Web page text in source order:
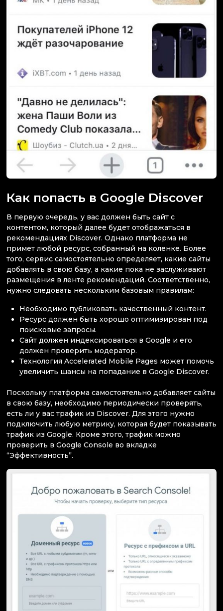
Как попасть в Google Discover
В первую очередь, у вас должен быть сайт с
контентом, который далее будет отображаться в
рекомендациях Discover. Однако платформа не
примет любой ресурс, собранный на коленке. Более
того, сервис самостоятельно определяет, какие сайты
добавлять в свою базу, а какие пока не заслуживают
размещения в ленте рекомендаций. Соответственно,
нужно следовать нескольким базовым правилам:
Необходимо публиковать качественный контент.
Ресурс должен быть хорошо оптимизирован под
поисковые запросы.
Сайт должен индексироваться в Google и его
должен проверить модератор.
Технология Accelerated Mobile Pages может помочь
увеличить шансы на попадание в Google Discover.
Поскольку платформа самостоятельно добавляет сайты
в свою базу, необходимо периодически проверять,
есть ли у вас трафик из Discover. Для этого нужно
подключить любую метрику, которая будет показывать
трафик из Google. Кроме этого, трафик можно
проверить в Google Console во вкладке
“Эффективность”.